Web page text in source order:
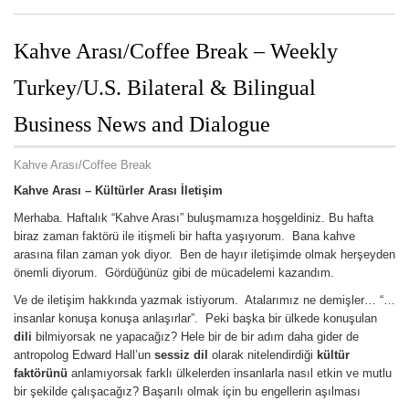
Kahve Arası/Coffee Break – Weekly
Turkey/U.S. Bilateral & Bilingual
Business News and Dialogue
Kahve Arası/Coffee Break
Kahve Arası – Kültürler Arası İletişim
Merhaba. Haftalık “Kahve Arası” buluşmamıza hoşgeldiniz. Bu hafta
biraz zaman faktörü ile itişmeli bir hafta yaşıyorum. Bana kahve
arasına filan zaman yok diyor. Ben de hayır iletişimde olmak herşeyden
önemli diyorum. Gördüğünüz gibi de mücadelemi kazandım.
Ve de iletişim hakkında yazmak istiyorum. Atalarımız ne demişler… “…
insanlar konuşa konuşa anlaşırlar”. Peki başka bir ülkede konuşulan
dili bilmiyorsak ne yapacağız? Hele bir de bir adım daha gider de
antropolog Edward Hall’un sessiz dil olarak nitelendirdiği kültür
faktörünü anlamıyorsak farklı ülkelerden insanlarla nasıl etkin ve mutlu
bir şekilde çalışacağız? Başarılı olmak için bu engellerin aşılması